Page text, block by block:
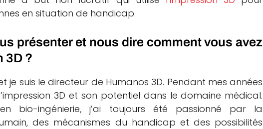
en situation de handicap.
présenter et nous dire comment vous avez
3D ?
je suis le directeur de Humanos 3D. Pendant mes années
3D et son potentiel dans le domaine médical.
bio-ingénierie, j’ai toujours été passionné par la
des mécanismes du handicap et des possibilités